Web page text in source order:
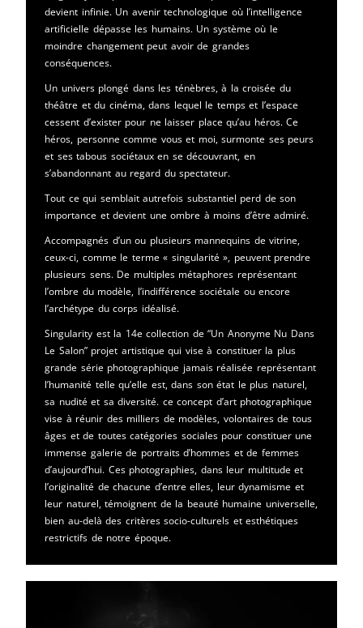
devient infinie. Un avenir technologique où l’intelligence
artificielle dépasse les humains. Un système où le
moindre changement peut avoir de grandes
conséquences.
Un univers plongé dans les ténèbres, à la croisée du
théâtre et du cinéma, dans lequel le temps et l’espace
cessent d’exister pour ne laisser place qu’au héros. Ce
héros, personne comme vous et moi, surmonte ses peurs
et ses tabous sociétaux en se découvrant, en
s’abandonnant au regard du spectateur.
Tout ce qui semblait autrefois substantiel perd de son
importance et devient une ombre à moins d’être admiré.
Accompagnés d’un ou plusieurs mannequins de vitrine,
ceux-ci, comme le terme « singularité », peuvent prendre
plusieurs sens. De multiples métaphores représentant
l’ombre du modèle, l’indifférence sociétale ou encore
l’archétype du corps idéalisé.
Singularity est la 14e collection de “Un Anonyme Nu Dans
Le Salon” projet artistique qui vise à constituer la plus
grande série photographique jamais réalisée représentant
l’humanité telle qu’elle est, dans son état le plus naturel,
sa nudité et sa diversité. ce concept d’art photographique
vise à réunir des milliers de modèles, volontaires de tous
âges et de toutes catégories sociales pour constituer une
immense galerie de portraits d’hommes et de femmes
d’aujourd’hui. Ces photographies, dans leur multitude et
l’originalité de chacune d’entre elles, leur dynamisme et
leur naturel, témoignent de la beauté humaine universelle,
bien au-delà des critères socio-culturels et esthétiques
restrictifs de notre époque.